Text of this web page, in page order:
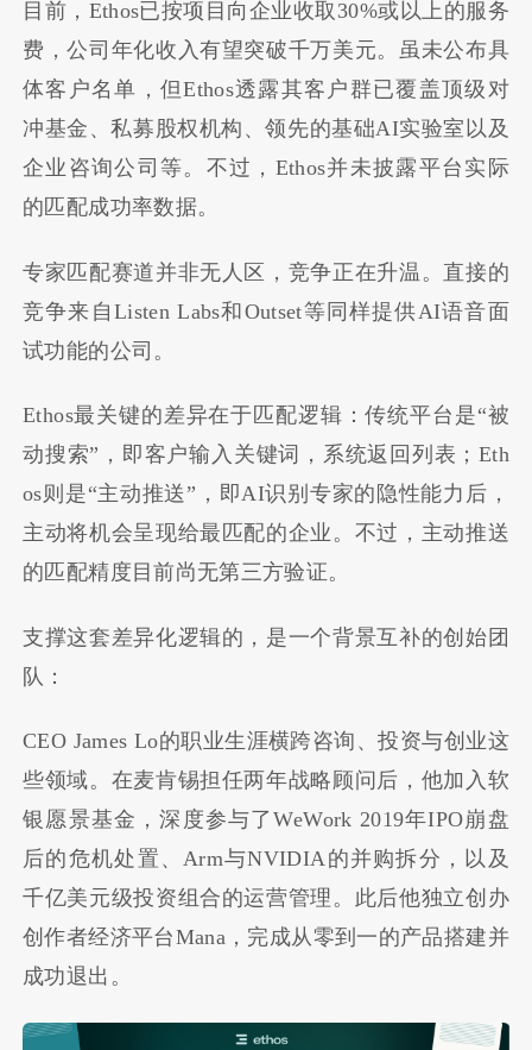
目前，Ethos已按项目向企业收取30%或以上的服务
费，公司年化收入有望突破千万美元。虽未公布具
体客户名单，但Ethos透露其客户群已覆盖顶级对
冲基金、私募股权机构、领先的基础AI实验室以及
企业咨询公司等。不过，Ethos并未披露平台实际
的匹配成功率数据。
专家匹配赛道并非无人区，竞争正在升温。直接的
竞争来自Listen Labs和Outset等同样提供AI语音面
试功能的公司。
Ethos最关键的差异在于匹配逻辑：传统平台是“被
动搜索”，即客户输入关键词，系统返回列表；Eth
os则是“主动推送”，即AI识别专家的隐性能力后，
主动将机会呈现给最匹配的企业。不过，主动推送
的匹配精度目前尚无第三方验证。
支撑这套差异化逻辑的，是一个背景互补的创始团
队：
CEO James Lo的职业生涯横跨咨询、投资与创业这
些领域。在麦肯锡担任两年战略顾问后，他加入软
银愿景基金，深度参与了WeWork 2019年IPO崩盘
后的危机处置、Arm与NVIDIA的并购拆分，以及
千亿美元级投资组合的运营管理。此后他独立创办
创作者经济平台Mana，完成从零到一的产品搭建并
成功退出。